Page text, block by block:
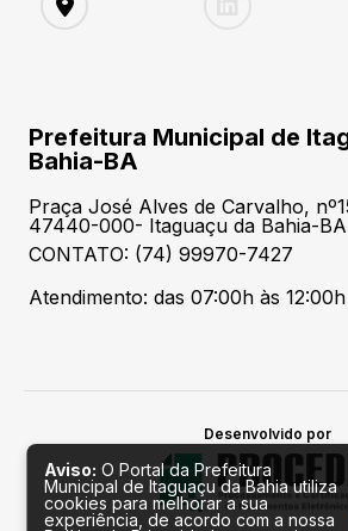
Prefeitura Municipal de
Bahia-BA
Praça José Alves de Carvalho,
47440-000- Itaguaçu da Bahia-BA
CONTATO: (74) 99970-7427
Atendimento: das 07:00h às 12:00h
Desenvolvido por
Aviso: O Portal da Prefeitura
Municipal de Itaguaçu da Bahia utiliza
cookies para melhorar a sua
experiência, de acordo com a nossa